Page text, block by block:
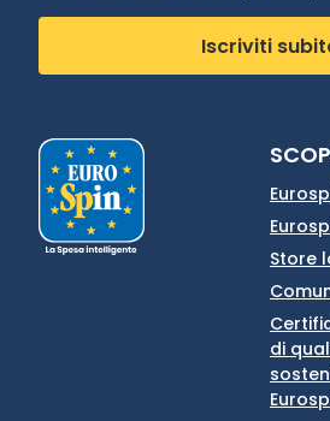
Iscriviti
Store
di